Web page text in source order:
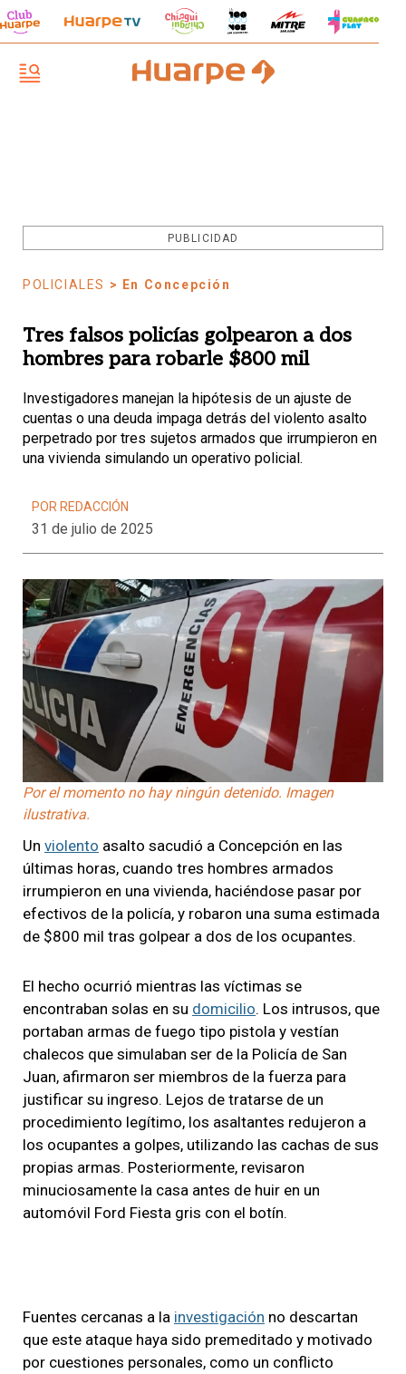
PUBLICIDAD
POLICIALES > En Concepción
Tres falsos policías golpearon a dos
hombres para robarle $800 mil
Investigadores manejan la hipótesis de un ajuste de
cuentas o una deuda impaga detrás del violento asalto
perpetrado por tres sujetos armados que irrumpieron en
una vivienda simulando un operativo policial.
POR REDACCIÓN
31 de julio de 2025
Por el momento no hay ningún detenido. Imagen
ilustrativa.
Un violento asalto sacudió a Concepción en las
últimas horas, cuando tres hombres armados
irrumpieron en una vivienda, haciéndose pasar por
efectivos de la policía, y robaron una suma estimada
de $800 mil tras golpear a dos de los ocupantes.
El hecho ocurrió mientras las víctimas se
encontraban solas en su domicilio. Los intrusos, que
portaban armas de fuego tipo pistola y vestían
chalecos que simulaban ser de la Policía de San
Juan, afirmaron ser miembros de la fuerza para
justificar su ingreso. Lejos de tratarse de un
procedimiento legítimo, los asaltantes redujeron a
los ocupantes a golpes, utilizando las cachas de sus
propias armas. Posteriormente, revisaron
minuciosamente la casa antes de huir en un
automóvil Ford Fiesta gris con el botín.
Fuentes cercanas a la investigación no descartan
que este ataque haya sido premeditado y motivado
por cuestiones personales, como un conflicto